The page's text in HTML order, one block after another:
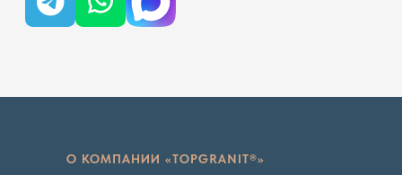
О КОМПАНИИ «TOPGRANIT®»